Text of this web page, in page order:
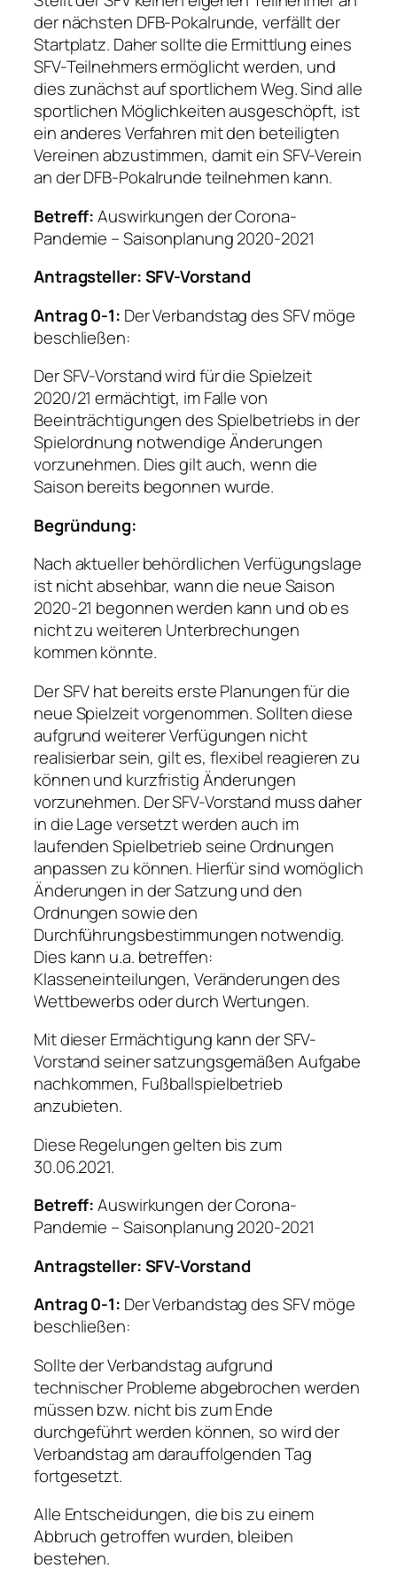
der nächsten DFB-Pokalrunde, verfällt der
Startplatz. Daher sollte die Ermittlung eines
SFV-Teilnehmers ermöglicht werden, und
dies zunächst auf sportlichem Weg. Sind alle
sportlichen Möglichkeiten ausgeschöpft, ist
ein anderes Verfahren mit den beteiligten
Vereinen abzustimmen, damit ein SFV-Verein
an der DFB-Pokalrunde teilnehmen kann.
Betreff:Auswirkungen der Corona-
Pandemie – Saisonplanung 2020-2021
Antragsteller: SFV-Vorstand
Antrag 0-1: Der Verbandstag des SFV möge
beschließen:
Der SFV-Vorstand wird für die Spielzeit
2020/21 ermächtigt, im Falle von
Beeinträchtigungen des Spielbetriebs in der
Spielordnung notwendige Änderungen
vorzunehmen. Dies gilt auch, wenn die
Saison bereits begonnen wurde.
Begründung:
Nach aktueller behördlichen Verfügungslage
ist nicht absehbar, wann die neue Saison
2020-21 begonnen werden kann und ob es
nicht zu weiteren Unterbrechungen
kommen könnte.
Der SFV hat bereits erste Planungen für die
neue Spielzeit vorgenommen. Sollten diese
aufgrund weiterer Verfügungen nicht
realisierbar sein, gilt es, flexibel reagieren zu
können und kurzfristig Änderungen
vorzunehmen. Der SFV-Vorstand muss daher
in die Lage versetzt werden auch im
laufenden Spielbetrieb seine Ordnungen
anpassen zu können. Hierfür sind womöglich
Änderungen in der Satzung und den
Ordnungen sowie den
Durchführungsbestimmungen notwendig.
Dies kann u.a. betreffen:
Klasseneinteilungen, Veränderungen des
Wettbewerbs oder durch Wertungen.
Mit dieser Ermächtigung kann der SFV-
Vorstand seiner satzungsgemäßen Aufgabe
nachkommen, Fußballspielbetrieb
anzubieten.
Diese Regelungen gelten bis zum
30.06.2021.
Betreff:Auswirkungen der Corona-
Pandemie – Saisonplanung 2020-2021
Antragsteller: SFV-Vorstand
Antrag 0-1: Der Verbandstag des SFV möge
beschließen:
Sollte der Verbandstag aufgrund
technischer Probleme abgebrochen werden
müssen bzw. nicht bis zum Ende
durchgeführt werden können, so wird der
Verbandstag am darauffolgenden Tag
fortgesetzt.
Alle Entscheidungen, die bis zu einem
Abbruch getroffen wurden, bleiben
bestehen.